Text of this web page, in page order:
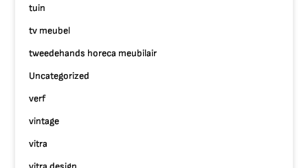
tuin
tv meubel
tweedehands horeca meubilair
Uncategorized
verf
vintage
vitra